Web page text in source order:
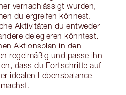
vernachlässigt wurden,
du ergreifen könnest.
Aktivitäten du entweder
delegieren könntest.
Aktionsplan in den
regelmäßig und passe ihn
dass du Fortschritte auf
idealen Lebensbalance
machst.